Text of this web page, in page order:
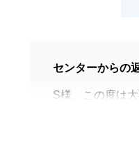
センターからの
S様、この度は
今後ご不明点等
引き続き何卒よ